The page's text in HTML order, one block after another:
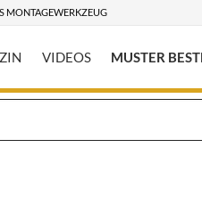
MONTAGEWERKZEUG
VIDEOS MUSTER